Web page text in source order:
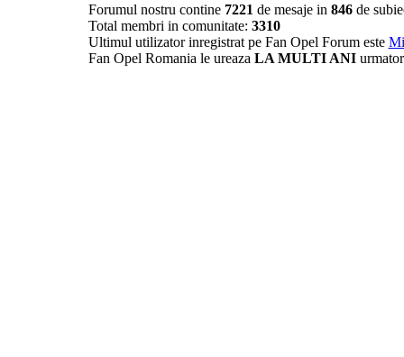
Forumul nostru contine 7221 de mesaje in 846de
Total membri in comunitate: 3310
Ultimul utilizator inregistrat pe Fan Opel Forum este
Fan Opel Romania le ureaza LA MULTI ANI